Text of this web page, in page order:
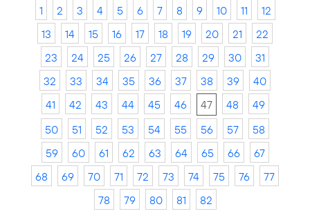
1 2 3 4 5 6 7 8 9 10 11
12
13
14 15 16 17 18 19 20 21
22
23
24 25 26 27 28 29 30
31
32
33 34 35 36 37 38 39
40
41
42 43 44 45 46 47 48
49
50
51 52 53 54 55 56 57
58
59
60 61 62 63 64 65 66
67
68
69 70 71 72 73 74 75 76
77
78
79 80 81 82